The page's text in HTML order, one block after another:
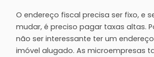
O endereço fiscal precisa ser fixo, e
mudar, é preciso pagar taxas altas.
não ser interessante ter um
imóvel alugado. As microempresas